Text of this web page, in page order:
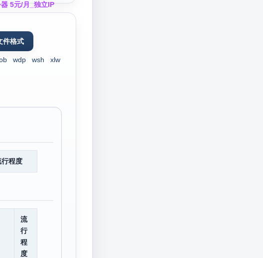
5元/月_独立IP
wdp wsh
xlw
行程度
流
行
程
度